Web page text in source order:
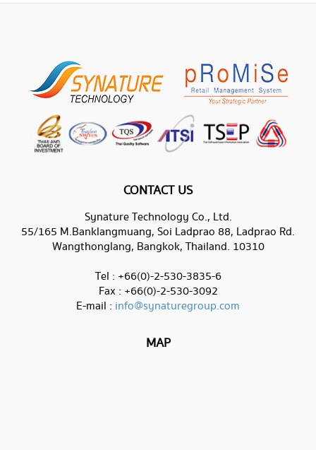
CONTACT US
Synature Technology Co., Ltd.
55/165 M.Banklangmuang, Soi Ladprao 88, Ladprao Rd.
Wangthonglang, Bangkok, Thailand. 10310
Tel : +66(0)-2-530-3835-6
Fax : +66(0)-2-530-3092
E-mail : info@synaturegroup.com
MAP